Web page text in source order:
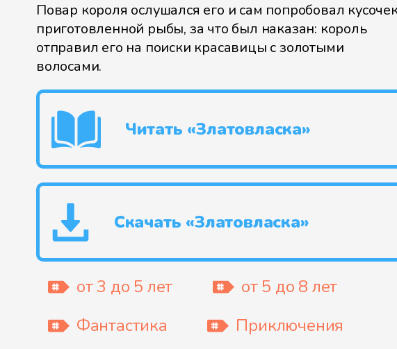
Повар короля ослушался его и сам попробовал
приготовленной рыбы, за что был наказан: король
отправил его на поиски красавицы с золотыми
волосами.
Читать «Златовласка»
Скачать «Златовласка»
от 3 до 5 лет
от 5 до 8 лет
Фантастика
Приключения